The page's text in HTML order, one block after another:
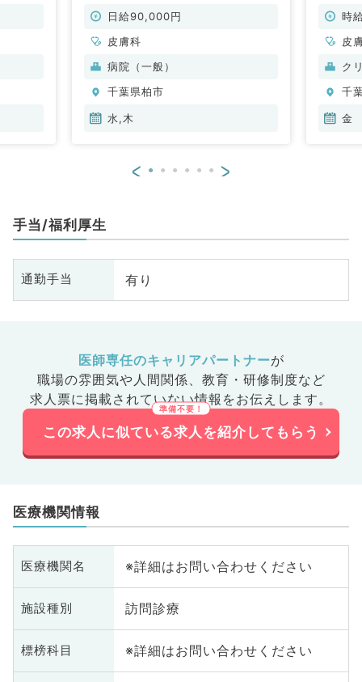
あり通勤至便な病院です（皮膚科／
日給90,000円
皮膚科
病院（一般）
千葉県柏市
水,木
勤）時
皮
ク
千
金
< >
手当/福利厚生
通勤手当 有り
医師専任のキャリアパートナーが
職場の雰囲気や人間関係、 教育・研修制度など
求人票に掲載されていない情報をお伝えします。
この求人に似ている求人を紹介してもらう
医療機関情報
医療機関名 ※詳細はお問い合わせください
施設種別 訪問診療
標榜科目 ※詳細はお問い合わせください